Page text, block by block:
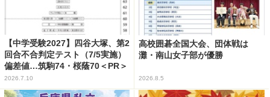
【中学受験2027】四谷大塚、第2
回合不合判定テスト（7/5実施）
偏差値…筑駒74・桜蔭70＜PR＞
2026.7.10
高校囲碁全国大会、団体戦は
灘・南山女子部が優勝
2026.8.5